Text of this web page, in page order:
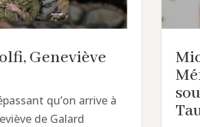
Geneviève
qu’on arrive à
de Galard